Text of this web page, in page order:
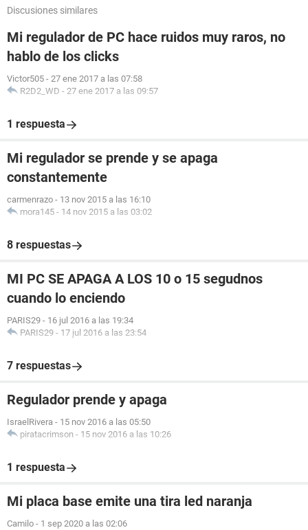
Discusiones similares
Mi regulador de PC hace ruidos muy raros, no
hablo de los clicks
Victor505 - 27 ene 2017 a las 07:58
R2D2_WD - 27 ene 2017 a las 09:57
1 respuesta
Mi regulador se prende y se apaga
constantemente
carmenrazo - 13 nov 2015 a las 16:10
mora145 - 14 nov 2015 a las 03:02
8 respuestas
MI PC SE APAGA A LOS 10 o 15 segudnos
cuando lo enciendo
PARIS29 - 16 jul 2016 a las 19:34
PARIS29 - 17 jul 2016 a las 23:54
7 respuestas
Regulador prende y apaga
IsraelRivera - 15 nov 2016 a las 05:50
piratacrimson - 15 nov 2016 a las 10:26
1 respuesta
Mi placa base emite una tira led naranja
Camilo - 1 sep 2020 a las 02:06